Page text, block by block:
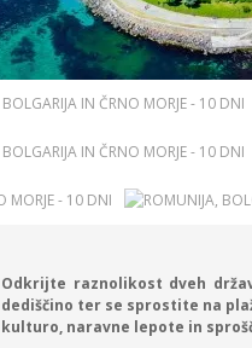
Odkrijte raznolikost dveh
dediščino ter se sprostite na
kulturo, naravne lepote in